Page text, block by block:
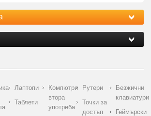
Лаптопи
Таблети
Компютри
втора
употреба
Рутери
Точки за
достъп
Безжични
клавиатури
Геймърски